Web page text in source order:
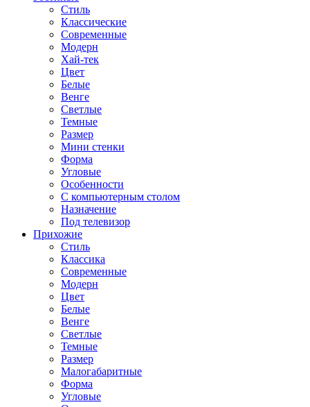
Стиль
Классические
Современные
Модерн
Хай-тек
Цвет
Белые
Венге
Светлые
Темные
Размер
Мини стенки
Форма
Угловые
Особенности
С компьютерным столом
Назначение
Под телевизор
Прихожие
Стиль
Классика
Современные
Модерн
Цвет
Белые
Венге
Светлые
Темные
Размер
Малогабаритные
Форма
Угловые